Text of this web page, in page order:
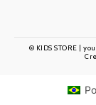
© KIDS STORE |